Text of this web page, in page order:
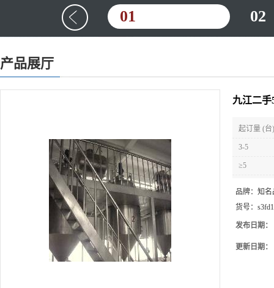
01 02
产品展厅
九江二手
起订量 (台)
3-5
≥5
品牌： 知名
货号： s3fd1
发布日期：
更新日期：